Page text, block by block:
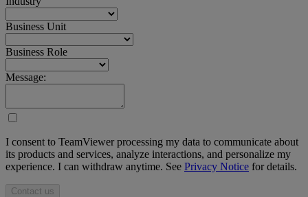
Business Unit
Business Role
Message:
I consent to TeamViewer processing my data to communicate about
its products and services, analyze interactions, and personalize my
experience. I can withdraw anytime. See Privacy Notice for details.
Contact us